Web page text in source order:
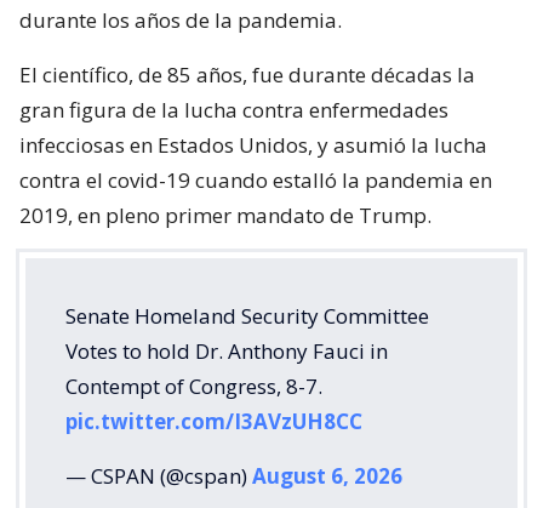
durante los años de la pandemia.
El científico, de 85 años, fue durante décadas la
gran figura de la lucha contra enfermedades
infecciosas en Estados Unidos, y asumió la lucha
contra el covid-19 cuando estalló la pandemia en
2019, en pleno primer mandato de Trump.
Senate Homeland Security Committee
Votes to hold Dr. Anthony Fauci in
Contempt of Congress, 8-7.
pic.twitter.com/I3AVzUH8CC
— CSPAN (@cspan)August 6, 2026